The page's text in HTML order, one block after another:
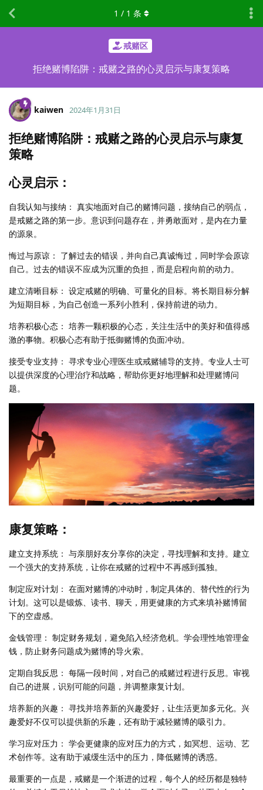
戒赌区
拒绝赌博陷阱：戒赌之路的心灵启示与康复策略
1 / 1 条
kaiwen 2024年1月31日
拒绝赌博陷阱：戒赌之路的心灵启示与康复
策略
心灵启示：
自我认知与接纳： 真实地面对自己的赌博问题，接纳自己的弱点，
是戒赌之路的第一步。意识到问题存在，并勇敢面对，是内在力量
的源泉。
悔过与原谅： 了解过去的错误，并向自己真诚悔过，同时学会原谅
自己。过去的错误不应成为沉重的负担，而是启程向前的动力。
建立清晰目标： 设定戒赌的明确、可量化的目标。将长期目标分解
为短期目标，为自己创造一系列小胜利，保持前进的动力。
培养积极心态： 培养一颗积极的心态，关注生活中的美好和值得感
激的事物。积极心态有助于抵御赌博的负面冲动。
接受专业支持： 寻求专业心理医生或戒赌辅导的支持。专业人士可
以提供深度的心理治疗和战略，帮助你更好地理解和处理赌博问
题。
康复策略：
建立支持系统： 与亲朋好友分享你的决定，寻找理解和支持。建立
一个强大的支持系统，让你在戒赌的过程中不再感到孤独。
制定应对计划： 在面对赌博的冲动时，制定具体的、替代性的行为
计划。这可以是锻炼、读书、聊天，用更健康的方式来填补赌博留
下的空虚感。
金钱管理： 制定财务规划，避免陷入经济危机。学会理性地管理金
钱，防止财务问题成为赌博的导火索。
定期自我反思： 每隔一段时间，对自己的戒赌过程进行反思。审视
自己的进展，识别可能的问题，并调整康复计划。
培养新的兴趣： 寻找并培养新的兴趣爱好，让生活更加多元化。兴
趣爱好不仅可以提供新的乐趣，还有助于减轻赌博的吸引力。
学习应对压力： 学会更健康的应对压力的方式，如冥想、运动、艺
术创作等。这有助于减缓生活中的压力，降低赌博的诱惑。
最重要的一点是，戒赌是一个渐进的过程，每个人的经历都是独特